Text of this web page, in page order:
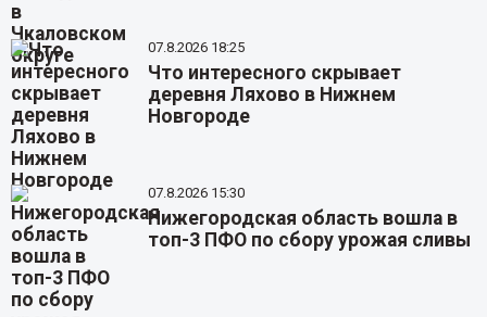
07.8.2026 18:25
Что интересного скрывает
деревня Ляхово в Нижнем
Новгороде
07.8.2026 15:30
Нижегородская область вошла в
топ-3 ПФО по сбору урожая сливы